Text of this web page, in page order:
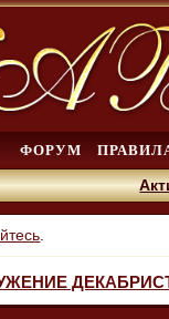
ФОРУМ